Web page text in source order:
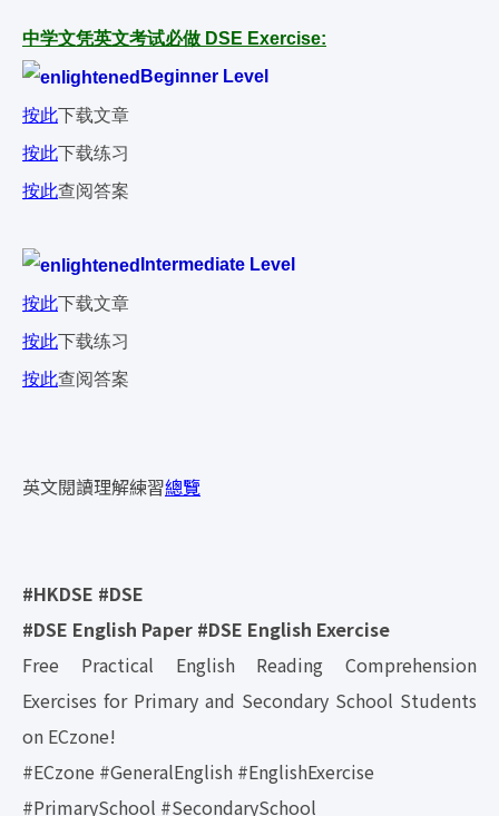
中学文凭英文考试必做 DSE Exercise:
Beginner Level
按此下载文章
按此下载练习
按此查阅答案
Intermediate Level
按此下载文章
按此下载练习
按此查阅答案
英文閱讀理解練習總覽
#HKDSE #DSE
#DSE English Paper #DSE English Exercise
Free Practical English Reading Comprehension
Exercises for Primary and Secondary School Students
on ECzone!
#ECzone #GeneralEnglish #EnglishExercise
#PrimarySchool #SecondarySchool